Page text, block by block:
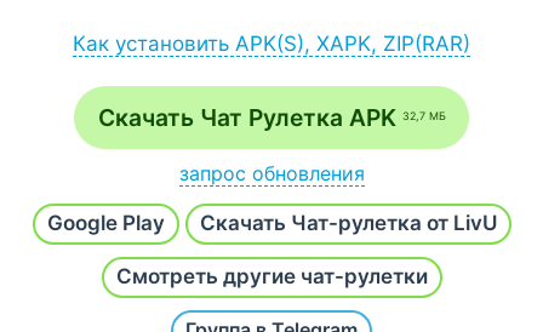
Как установить APK(S), XAPK, ZIP(RAR)
после загрузки APK-файла запустите его
через браузер (Меню - Загрузки) или
если на экране появится сообщение
разрешить установку из неизвестных
источников, согласитесь;
после инсталляции откройте приложение /
игру с рабочего стола или с основного
Скачать Чат Рулетка APK 32,7 МБ
запрос обновления
НапишитеХочу новую версиюи наш робот в
течение часа проверит и добавит последнюю
сборку.
Google Play Скачать Чат-рулетка от LivU
Смотреть другие чат-рулетки